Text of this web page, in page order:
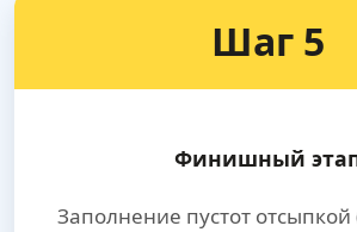
Шаг 5
Финишный
Заполнение пустот